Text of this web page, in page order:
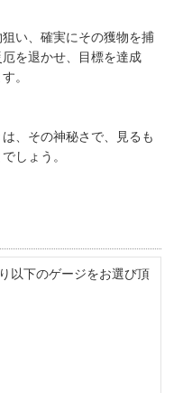
い、確実にその獲物を捕
を退かせ、目標を達成
。
、その神秘さで、見るも
しょう。
以下のゲージをお選び頂